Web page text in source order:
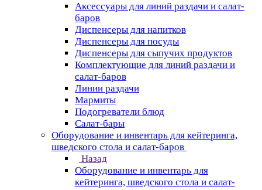
Аксессуары для линий раздачи и салат-
баров
Диспенсеры для напитков
Диспенсеры для посуды
Диспенсеры для сыпучих продуктов
Комплектующие для линий раздачи и
салат-баров
Линии раздачи
Мармиты
Подогреватели блюд
Салат-бары
Оборудование и инвентарь для кейтеринга,
шведского стола и салат-баров
Назад
Оборудование и инвентарь для
кейтеринга, шведского стола и салат-